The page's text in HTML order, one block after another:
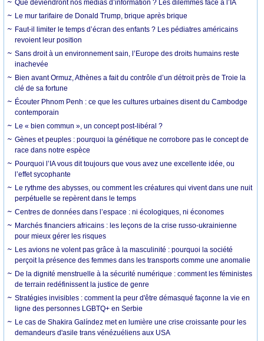
Que deviendront nos médias d’information ? Les dilemmes face à l’IA
Le mur tarifaire de Donald Trump, brique après brique
Faut-il limiter le temps d’écran des enfants ? Les pédiatres américains
revoient leur position
Sans droit à un environnement sain, l’Europe des droits humains reste
inachevée
Bien avant Ormuz, Athènes a fait du contrôle d’un détroit près de Troie la
clé de sa fortune
Écouter Phnom Penh : ce que les cultures urbaines disent du Cambodge
contemporain
Le « bien commun », un concept post-libéral ?
Gènes et peuples : pourquoi la génétique ne corrobore pas le concept de
race dans notre espèce
Pourquoi l’IA vous dit toujours que vous avez une excellente idée, ou
l’effet sycophante
Le rythme des abysses, ou comment les créatures qui vivent dans une nuit
perpétuelle se repèrent dans le temps
Centres de données dans l’espace : ni écologiques, ni économes
Marchés financiers africains : les leçons de la crise russo-ukrainienne
pour mieux gérer les risques
Les avions ne volent pas grâce à la masculinité : pourquoi la société
perçoit la présence des femmes dans les transports comme une anomalie
De la dignité menstruelle à la sécurité numérique : comment les féministes
de terrain redéfinissent la justice de genre
Stratégies invisibles : comment la peur d'être démasqué façonne la vie en
ligne des personnes LGBTQ+ en Serbie
Le cas de Shakira Galíndez met en lumière une crise croissante pour les
demandeurs d'asile trans vénézuéliens aux USA